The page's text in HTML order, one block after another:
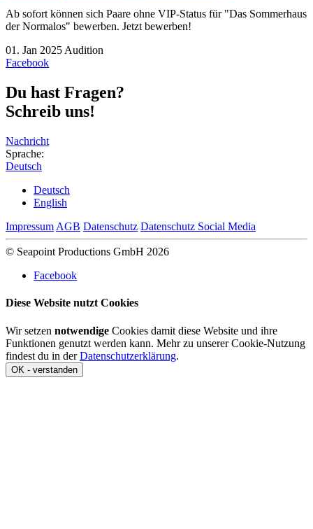
Ab sofort können sich Paare ohne VIP-Status für "Das Sommerhaus
der Normalos" bewerben. Jetzt bewerben!
01. Jan 2025 Audition
Facebook
Du hast Fragen?
Schreib uns!
Nachricht
Sprache:
Deutsch
Deutsch
English
Impressum AGB Datenschutz Datenschutz Social Media
© Seapoint Productions GmbH 2026
Facebook
Diese Website nutzt Cookies
Wir setzen notwendige Cookies damit diese Website und ihre
Funktionen genutzt werden kann. Mehr zu unserer Cookie-Nutzung
findest du in derDatenschutzerklärung.
OK - verstanden